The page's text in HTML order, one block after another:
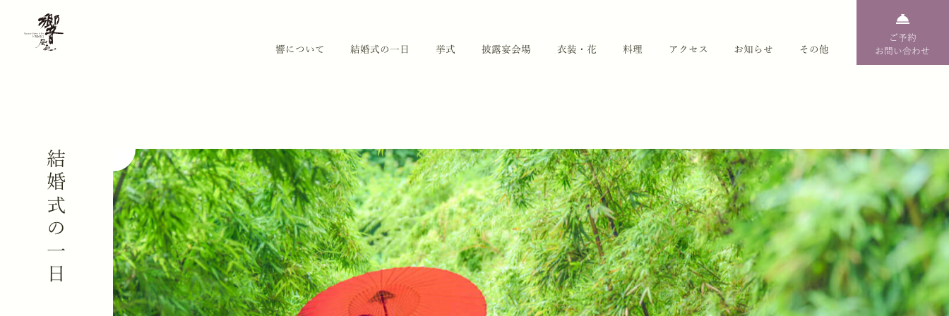
響について 結婚式の一日 挙式 披露宴会場 衣装・花 料理 アクセス お知らせ その他
ご予約
お問い合わせ
結婚式の一日